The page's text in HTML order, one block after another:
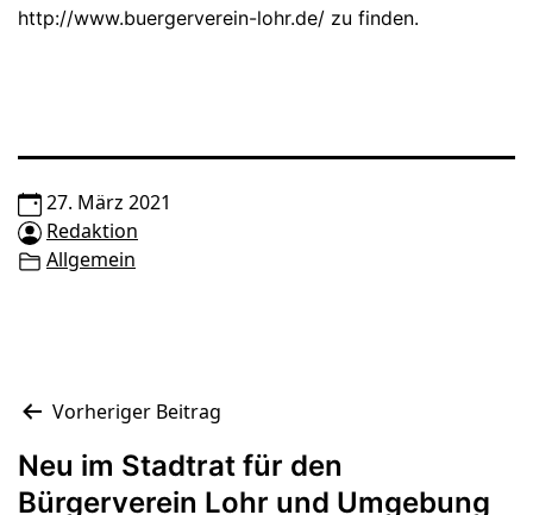
http://www.buergerverein-lohr.de/ zu finden.
27. März 2021
Redaktion
Allgemein
Beitragsnavigation
Vorheriger Beitrag
Neu im Stadtrat für den
Bürgerverein Lohr und Umgebung